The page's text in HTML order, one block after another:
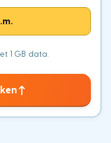
1 GB data.